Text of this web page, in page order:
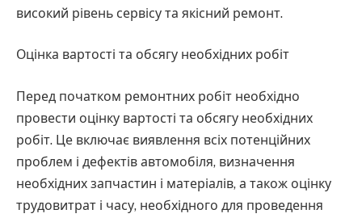
високий рівень сервісу та якісний ремонт.
Оцінка вартості та обсягу необхідних робіт
Перед початком ремонтних робіт необхідно
провести оцінку вартості та обсягу необхідних
робіт. Це включає виявлення всіх потенційних
проблем і дефектів автомобіля, визначення
необхідних запчастин і матеріалів, а також оцінку
трудовитрат і часу, необхідного для проведення